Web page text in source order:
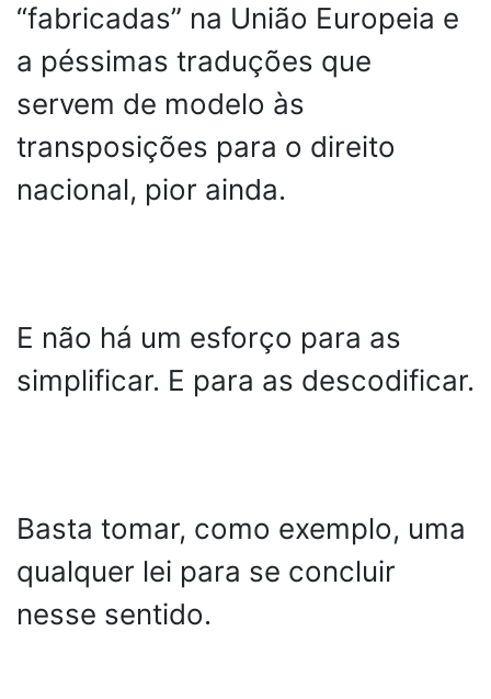
“fabricadas” na União Europeia e
a péssimas traduções que
servem de modelo às
transposições para o direito
nacional, pior ainda.
E não há um esforço para as
simplificar. E para as descodificar.
Basta tomar, como exemplo, uma
qualquer lei para se concluir
nesse sentido.